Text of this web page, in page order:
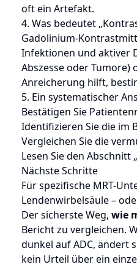
oft ein Artefakt.
4. Was bedeutet
Gadolinium-
Infektionen und aktiver
Abszesse oder Tumore)
Anreicherung hilft,
5. Ein systematischer
Bestätigen Sie
Identifizieren Sie die im
Vergleichen Sie die
Lesen Sie den
Nächste Schritte
Für spezifische MRT-
Lendenwirbelsäule–
Der sicherste Weg, wie
Bericht zu vergleichen.
dunkel auf ADC, ändert
kein Urteil über ein